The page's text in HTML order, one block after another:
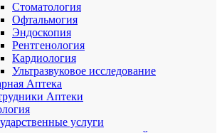
Стоматология
Офтальмогия
Эндоскопия
Рентгенология
Кардиология
Ультразвуковое исследование
Аптека
Аптеки
услуги